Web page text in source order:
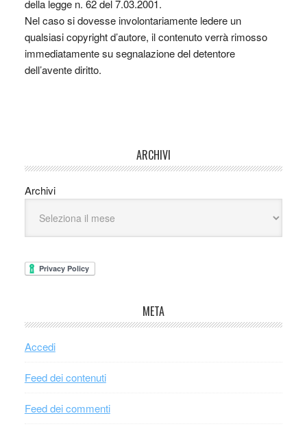
della legge n. 62 del 7.03.2001.
Nel caso si dovesse involontariamente ledere un
qualsiasi copyright d’autore, il contenuto verrà rimosso
immediatamente su segnalazione del detentore
dell’avente diritto.
ARCHIVI
Archivi
META
Accedi
Feed dei contenuti
Feed dei commenti